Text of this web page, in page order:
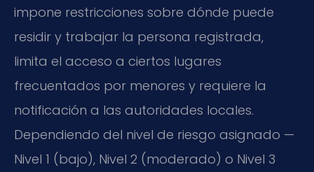
impone restricciones sobre dónde puede
residir y trabajar la persona registrada,
limita el acceso a ciertos lugares
frecuentados por menores y requiere la
notificación a las autoridades locales.
Dependiendo del nivel de riesgo asignado —
Nivel 1 (bajo), Nivel 2 (moderado) o Nivel 3